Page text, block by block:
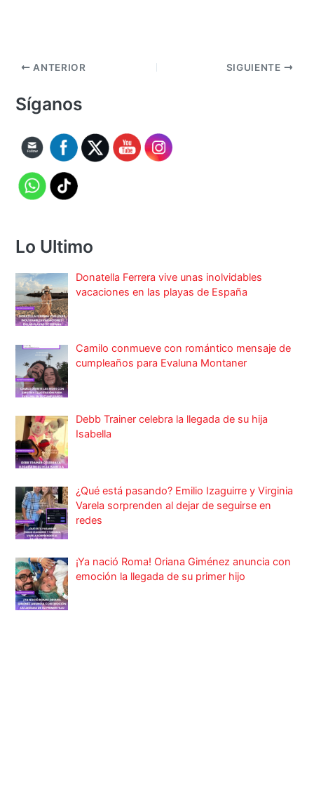
ANTERIOR SIGUIENTE
Síganos
Lo Ultimo
Donatella Ferrera vive unas inolvidables
vacaciones en las playas de España
Camilo conmueve con romántico mensaje de
cumpleaños para Evaluna Montaner
Debb Trainer celebra la llegada de su hija
Isabella
¿Qué está pasando? Emilio Izaguirre y Virginia
Varela sorprenden al dejar de seguirse en
redes
¡Ya nació Roma! Oriana Giménez anuncia con
emoción la llegada de su primer hijo